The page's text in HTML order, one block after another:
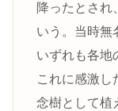
降ったとされ
いう。当時無
いずれも各地
これに感激し
念樹として植